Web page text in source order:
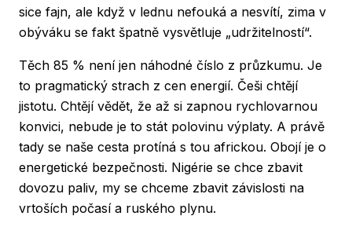
sice fajn, ale když v lednu nefouká a nesvítí, zima v
obýváku se fakt špatně vysvětluje „udržitelností“.
Těch 85 % není jen náhodné číslo z průzkumu. Je
to pragmatický strach z cen energií. Češi chtějí
jistotu. Chtějí vědět, že až si zapnou rychlovarnou
konvici, nebude je to stát polovinu výplaty. A právě
tady se naše cesta protíná s tou africkou. Obojí je o
energetické bezpečnosti. Nigérie se chce zbavit
dovozu paliv, my se chceme zbavit závislosti na
vrtoších počasí a ruského plynu.